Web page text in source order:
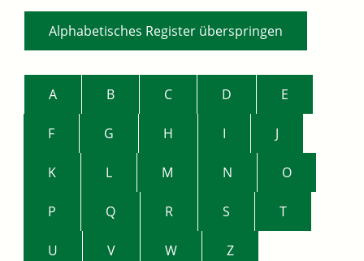
Alphabetisches Register überspringen
A B C D E
F G H I J
K L M N O
P Q R S T
U V W Z